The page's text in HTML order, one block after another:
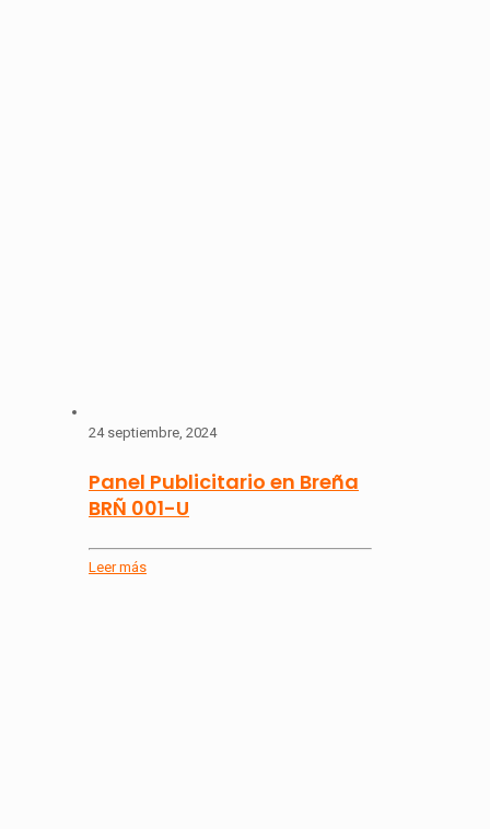
24 septiembre, 2024
Panel Publicitario en Breña
BRÑ 001-U
Leer más